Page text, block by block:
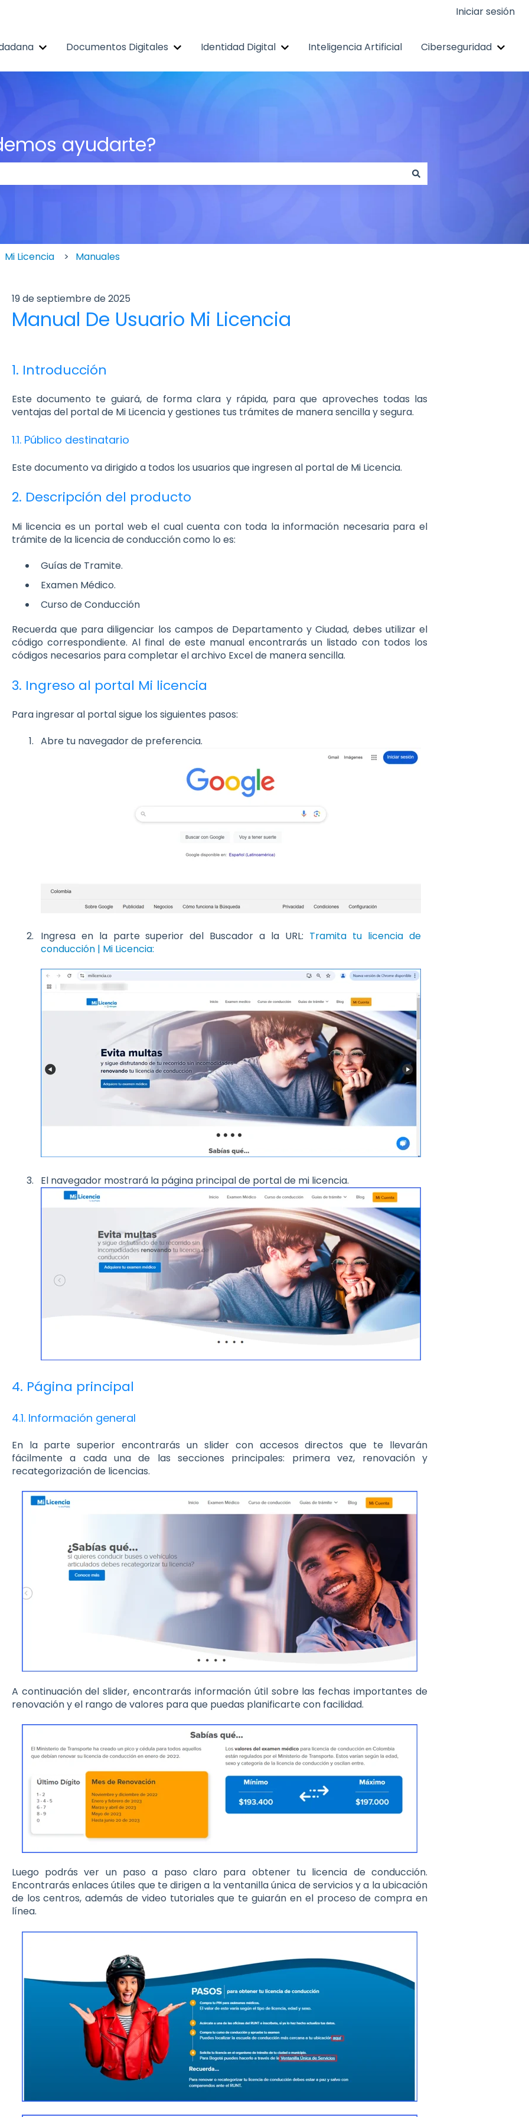
Iniciar sesión
Mostrar submenú de Experiencia Ciudadana
Documentos Digitales Mostrar submenú de Documentos Digitales
Identidad Digital Mostrar submenú de Identidad Digital
Inteligencia Artificial Ciberseguridad
ayudarte?
Mi Licencia Manuales
19 de septiembre de 2025
Manual De Usuario Mi Licencia
1. Introducción
Este documento te guiará, de forma clara y rápida, para que aproveches todas las
ventajas del portal de Mi Licencia y gestiones tus trámites de manera sencilla y segura.
1.1. Público destinatario
Este documento va dirigido a todos los usuarios que ingresen al portal de Mi Licencia.
2. Descripción del producto
Mi licencia es un portal web el cual cuenta con toda la información necesaria para el
trámite de la licencia de conducción como lo es:
Guías de Tramite.
Examen Médico.
Curso de Conducción
Recuerda que para diligenciar los campos de Departamento y Ciudad, debes utilizar el
código correspondiente. Al final de este manual encontrarás un listado con todos los
códigos necesarios para completar el archivo Excel de manera sencilla.
3. Ingreso al portal Mi licencia
Para ingresar al portal sigue los siguientes pasos:
Abre tu navegador de preferencia.
Ingresa en la parte superior del Buscador a la URL: Tramita tu licencia de
conducción | Mi Licencia:
El navegador mostrará la página principal de portal de mi licencia.
4. Página principal
4.1. Información general
En la parte superior encontrarás un slider con accesos directos que te llevarán
fácilmente a cada una de las secciones principales: primera vez, renovación y
recategorización de licencias.
A continuación del slider, encontrarás información útil sobre las fechas importantes de
renovación y el rango de valores para que puedas planificarte con facilidad.
Luego podrás ver un paso a paso claro para obtener tu licencia de conducción.
Encontrarás enlaces útiles que te dirigen a la ventanilla única de servicios y a la ubicación
de los centros, además de video tutoriales que te guiarán en el proceso de compra en
línea.